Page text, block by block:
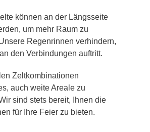
können an der Längsseite
um mehr Raum zu
Regenrinnen verhindern,
den Verbindungen auftritt.
Zeltkombinationen
auch weite Areale zu
sind stets bereit, Ihnen die
für Ihre Feier zu bieten.